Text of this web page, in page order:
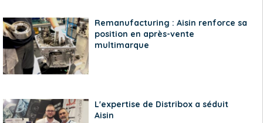
Remanufacturing : Aisin renforce sa
position en après-vente
multimarque
L'expertise de Distribox a séduit
Aisin